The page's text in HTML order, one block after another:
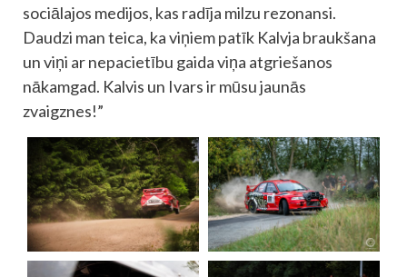
sociālajos medijos, kas radīja milzu rezonansi.
Daudzi man teica, ka viņiem patīk Kalvja braukšana
un viņi ar nepacietību gaida viņa atgriešanos
nākamgad. Kalvis un Ivars ir mūsu jaunās
zvaigznes!”